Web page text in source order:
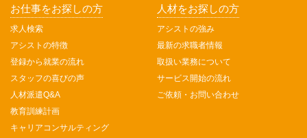
お仕事をお探しの方
求人検索
アシストの特徴
登録から就業の流れ
スタッフの喜びの声
人材派遣Q&A
教育訓練計画
キャリアコンサルティング
人材をお探しの方
アシストの強み
最新の求職者情報
取扱い業務について
サービス開始の流れ
ご依頼・お問い合わせ